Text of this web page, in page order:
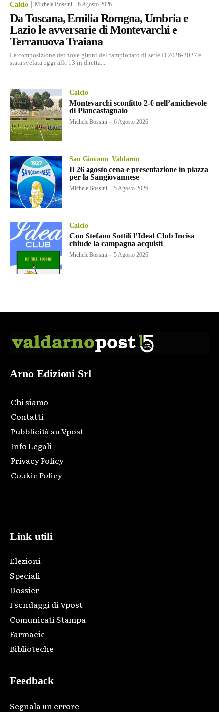
Calcio Michele Bossini -6 Agosto 2026
Da Toscana, Emilia Romgna, Umbria e
Lazio le avversarie di Montevarchi e
Terranuova Traiana
La composizione dei nove gironi del campionato di serie D 2026-2027 è
stata svelata oggi alle 13 in diretta...
Calcio
Montevarchi sconfitto 2-0 nell’amichevole
di Piancastagnaio
Michele Bossini - 6 Agosto 2026
San Giovanni Valdarno
Il 26 agosto cena e presentazione in piazza
per la Sangiovannese
Michele Bossini - 5 Agosto 2026
Calcio
Con Stefano Sottili l’Ideal Club Incisa
chiude la campagna acquisti
Michele Bossini - 5 Agosto 2026
Arno Edizioni Srl
Chi siamo
Contatti
Pubblicità su Vpost
Info Legali
Privacy Policy
Cookie Policy
Link utili
Elezioni
Speciali
Dossier
I sondaggi di Vpost
Comunicati Stampa
Farmacie
Biblioteche
Feedback
Segnala un errore